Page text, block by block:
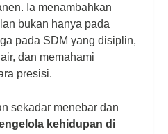
Ia menambahkan
bukan hanya pada
pada SDM yang disiplin,
dan memahami
presisi.
sekadar menebar dan
kehidupan di